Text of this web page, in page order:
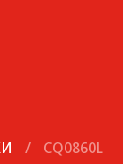
/ CQ0860L